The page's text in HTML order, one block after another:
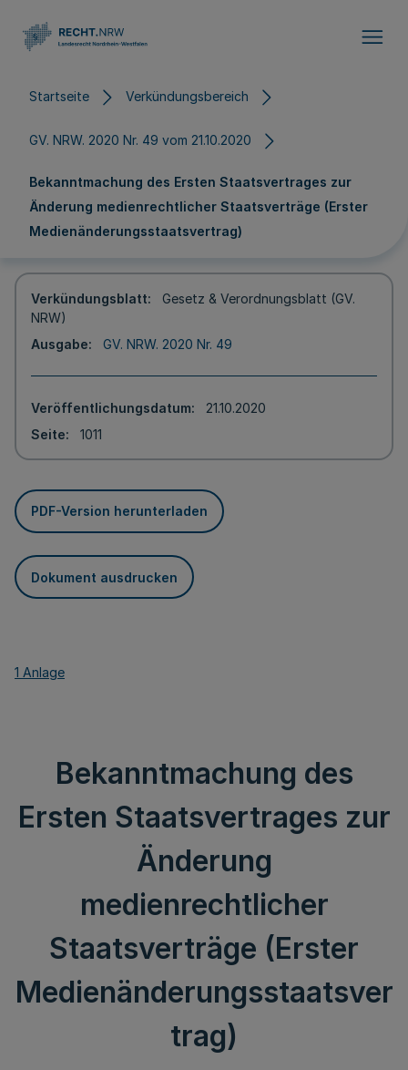
Startseite Verkündungsbereich
GV. NRW. 2020 Nr. 49 vom 21.10.2020
Bekanntmachung des Ersten Staatsvertrages zur
Änderung medienrechtlicher Staatsverträge (Erster
Medienänderungsstaatsvertrag)
Verkündungsblatt
Gesetz & Verordnungsblatt (GV.
NRW)
Ausgabe
GV. NRW. 2020 Nr. 49
Veröffentlichungsdatum
21.10.2020
Seite
1011
PDF-Version herunterladen
Dokument ausdrucken
1 Anlage
Bekanntmachung des
Ersten Staatsvertrages zur
Änderung
medienrechtlicher
Staatsverträge (Erster
Medienänderungsstaatsver
trag)